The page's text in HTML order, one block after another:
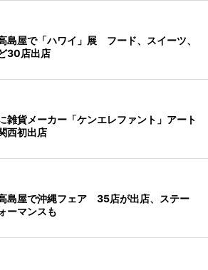
島屋で「ハワイ」展 フード、スイーツ、
30店出店
雑貨メーカー「ケンエレファント」アート
西初出店
島屋で沖縄フェア 35店が出店、ステー
ーマンスも